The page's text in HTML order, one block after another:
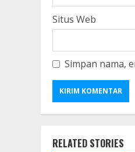
Situs Web
Simpan nama,
RELATED STORIES